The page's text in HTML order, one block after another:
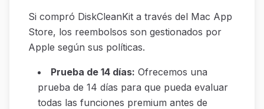
Si compró DiskCleanKit a través del Mac App
Store, los reembolsos son gestionados por
Apple según sus políticas.
Prueba de 14 días: Ofrecemos una
prueba de 14 días para que pueda evaluar
todas las funciones premium antes de